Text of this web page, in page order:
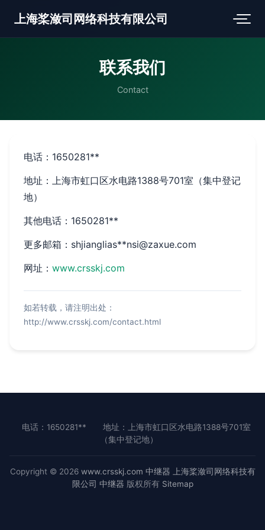
上海桨潋司网络科技有限公司
联系我们
Contact
电话：1650281**
地址：上海市虹口区水电路1388号701室（集中登记
地）
其他电话：1650281**
更多邮箱：shjianglias**nsi@zaxue.com
网址： www.crsskj.com
如若转载，请注明出处：
http://www.crsskj.com/contact.html
电话：1650281**
地址：上海市虹口区水电路1388号701室
（集中登记地）
Copyright © 2026 www.crsskj.com 中继器
上海桨潋司网络科技有
限公司 中继器 版权所有 Sitemap